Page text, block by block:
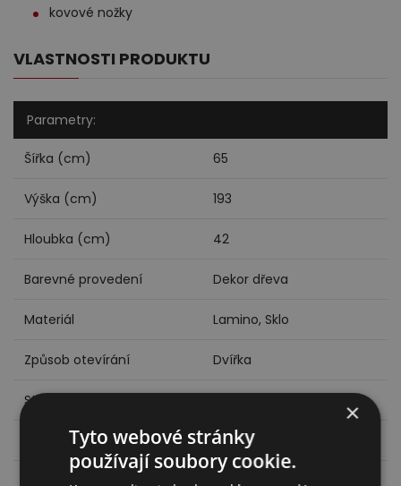
kovové nožky
VLASTNOSTI PRODUKTU
Parametry:
Šířka (cm) 65
Výška (cm) 193
Hloubka (cm) 42
Barevné provedení Dekor dřeva
Materiál Lamino, Sklo
Způsob otevírání Dvířka
Styl
Záruční lhůta 24 měsíců
×
Tyto webové stránky
používají soubory cookie.